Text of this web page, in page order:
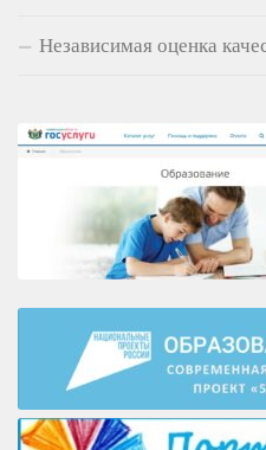
Независимая оценка